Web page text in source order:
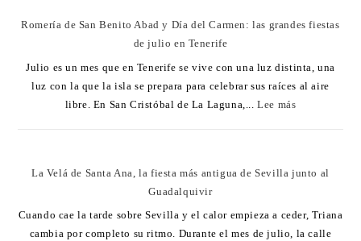
Romería de San Benito Abad y Día del Carmen: las grandes fiestas
de julio en Tenerife
Julio es un mes que en Tenerife se vive con una luz distinta, una
luz con la que la isla se prepara para celebrar sus raíces al aire
libre. En San Cristóbal de La Laguna,...Lee más
La Velá de Santa Ana, la fiesta más antigua de Sevilla junto al
Guadalquivir
Cuando cae la tarde sobre Sevilla y el calor empieza a ceder, Triana
cambia por completo su ritmo. Durante el mes de julio, la calle